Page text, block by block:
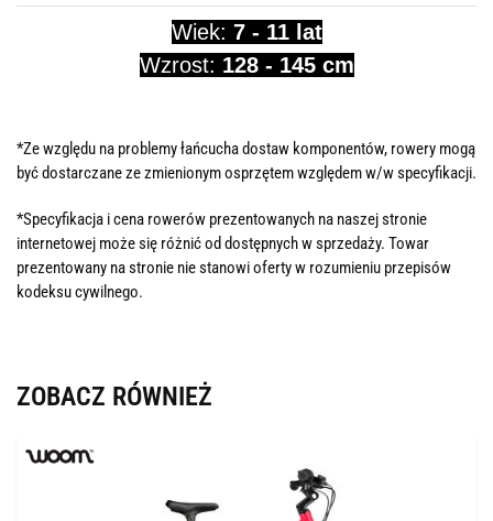
Wiek: 7 - 11 lat
Wzrost: 128 - 145 cm
*Ze względu na problemy łańcucha dostaw komponentów, rowery mogą
być dostarczane ze zmienionym osprzętem względem w/w specyfikacji.
*Specyfikacja i cena rowerów prezentowanych na naszej stronie
internetowej może się różnić od dostępnych w sprzedaży. Towar
prezentowany na stronie nie stanowi oferty w rozumieniu przepisów
kodeksu cywilnego.
ZOBACZ RÓWNIEŻ